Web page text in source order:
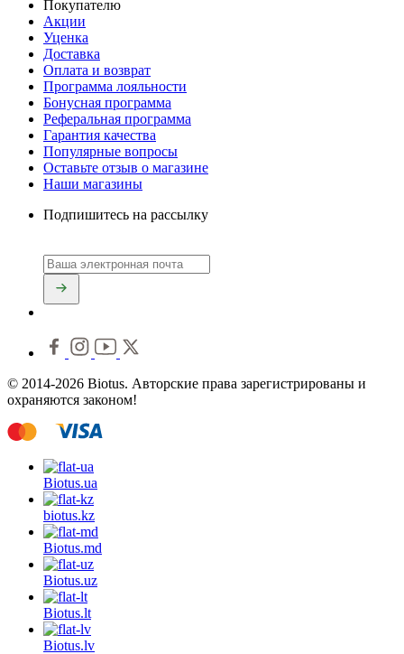
Покупателю
Акции
Уценка
Доставка
Оплата и возврат
Программа лояльности
Бонусная программа
Реферальная программа
Гарантия качества
Популярные вопросы
Оставьте отзыв о магазине
Наши магазины
Подпишитесь на рассылку
© 2014-2026 Biotus. Авторские права зарегистрированы и
охраняются законом!
Biotus.ua
biotus.kz
Biotus.md
Biotus.uz
Biotus.lt
Biotus.lv